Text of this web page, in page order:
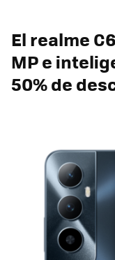
El realme
MP e
50% de